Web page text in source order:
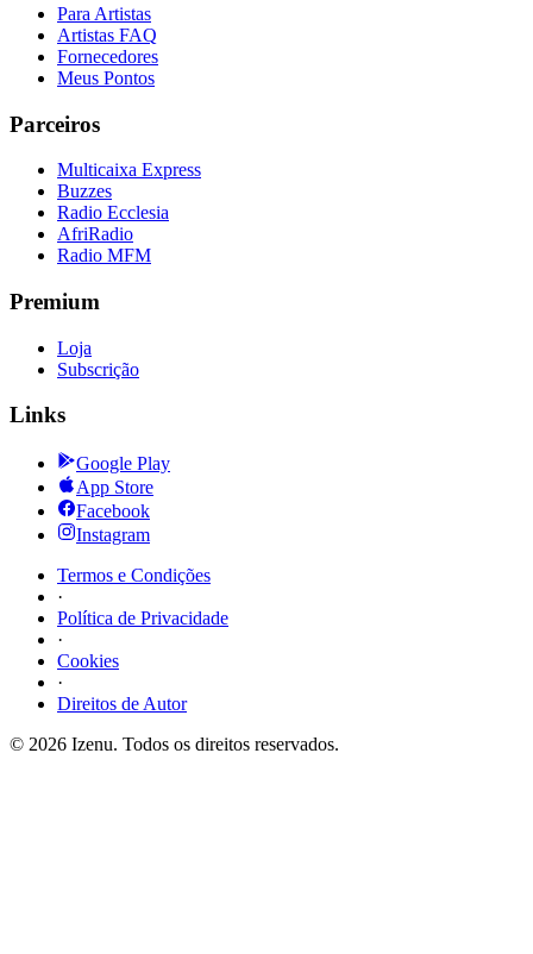
Para Artistas
Artistas FAQ
Fornecedores
Meus Pontos
Parceiros
Multicaixa Express
Buzzes
Radio Ecclesia
AfriRadio
Radio MFM
Premium
Loja
Subscrição
Links
Google Play
App Store
Facebook
Instagram
Termos e Condições
·
Política de Privacidade
·
Cookies
·
Direitos de Autor
© 2026 Izenu. Todos os direitos reservados.